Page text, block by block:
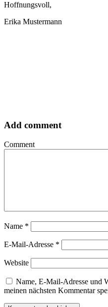
Hoffnungsvoll,
Erika Mustermann
Add comment
Comment
Name *
E-Mail-Adresse *
Website
Name, E-Mail-Adresse und
meinen nächsten Kommentar